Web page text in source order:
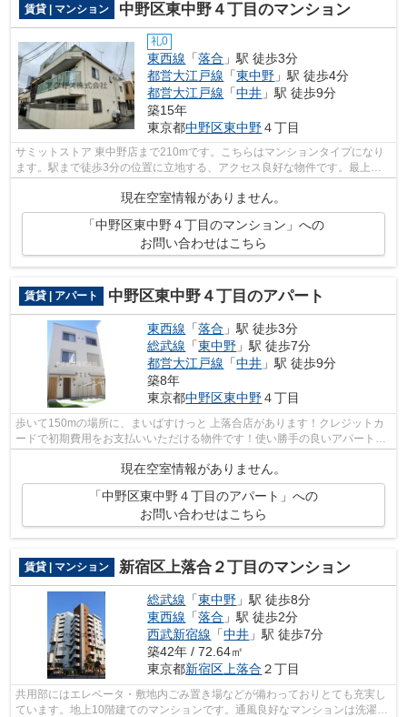
賃貸 | マンション 中野区東中野４丁目のマンション
礼0
東西線 「落合 」駅 徒歩3分
都営大江戸線 「東中野 」駅 徒歩4分
都営大江戸線 「中井 」駅 徒歩9分
築15年
東京都中野区東中野４丁目
サミットストア 東中野店まで210mです。こちらはマンションタイプになり
ます。駅まで徒歩3分の位置に立地する、アクセス良好な物件です。最上階
現在空室情報がありません。
「中野区東中野４丁目のマンション」への
お問い合わせはこちら
賃貸 | アパート 中野区東中野４丁目のアパート
東西線 「落合 」駅 徒歩3分
総武線 「東中野 」駅 徒歩7分
都営大江戸線 「中井 」駅 徒歩9分
築8年
東京都中野区東中野４丁目
歩いて150mの場所に、まいばすけっと 上落合店があります！クレジットカ
ードで初期費用をお支払いいただける物件です！使い勝手の良いアパートで
現在空室情報がありません。
「中野区東中野４丁目のアパート」への
お問い合わせはこちら
賃貸 | マンション 新宿区上落合２丁目のマンション
総武線 「東中野 」駅 徒歩8分
東西線 「落合 」駅 徒歩2分
西武新宿線 「中井 」駅 徒歩7分
築42年 / 72.64㎡
東京都新宿区上落合 ２丁目
共用部にはエレベータ・敷地内ごみ置き場などが備わっておりとても充実し
ています。地上10階建てのマンションです。通風良好なマンションは洗濯物